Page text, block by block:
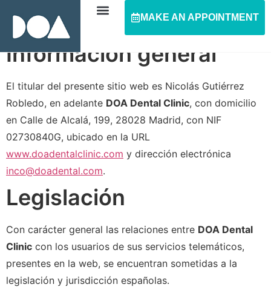
MAKE AN APPOINTMENT
Información general
El titular del presente sitio web es Nicolás Gutiérrez
Robledo, en adelante DOA Dental Clinic, con domicilio
en Calle de Alcalá, 199, 28028 Madrid, con NIF
02730840G, ubicado en la URL
www.doadentalclinic.com y dirección electrónica
inco@doadental.com.
Legislación
Con carácter general las relaciones entre DOA Dental
Clinic con los usuarios de sus servicios telemáticos,
presentes en la web, se encuentran sometidas a la
legislación y jurisdicción españolas.